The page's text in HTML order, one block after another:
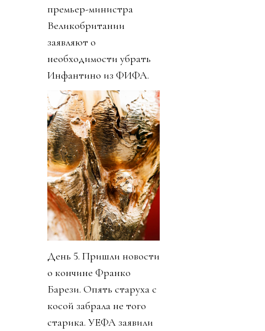
премьер-министра
Великобритании
заявляют о
необходимости убрать
Инфантино из ФИФА.
День 5. Пришли новости
о кончине Франко
Барези. Опять старуха с
косой забрала не того
старика. УЕФА заявили